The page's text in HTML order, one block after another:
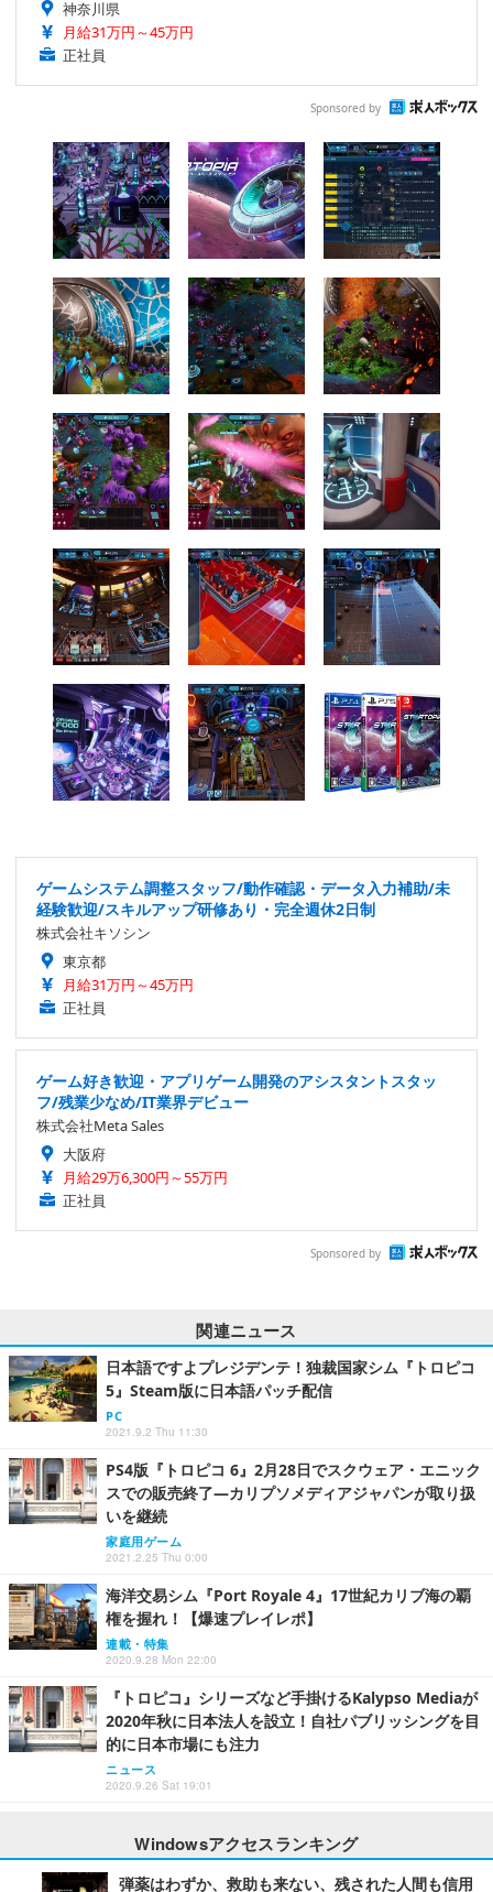
神奈川県
月給31万円～45万円
正社員
Sponsored by
ゲームシステム調整スタッフ/動作確認・データ入力補助/未
経験歓迎/スキルアップ研修あり・完全週休2日制
株式会社キソシン
東京都
月給31万円～45万円
正社員
ゲーム好き歓迎・アプリゲーム開発のアシスタントスタッ
フ/残業少なめ/IT業界デビュー
株式会社Meta Sales
大阪府
月給29万6,300円～55万円
正社員
Sponsored by
関連ニュース
日本語ですよプレジデンテ！独裁国家シム『トロピコ
5』Steam版に日本語パッチ配信
PC
2021.9.2 Thu 11:30
PS4版『トロピコ 6』2月28日でスクウェア・エニック
スでの販売終了―カリプソメディアジャパンが取り扱
いを継続
家庭用ゲーム
2021.2.25 Thu 0:00
海洋交易シム『Port Royale 4』17世紀カリブ海の覇
権を握れ！【爆速プレイレポ】
連載・特集
2020.9.28 Mon 22:00
『トロピコ』シリーズなど手掛けるKalypso Mediaが
2020年秋に日本法人を設立！自社パブリッシングを目
的に日本市場にも注力
ニュース
2020.9.26 Sat 19:01
Windowsアクセスランキング
弾薬はわずか、救助も来ない、残された人間も信用